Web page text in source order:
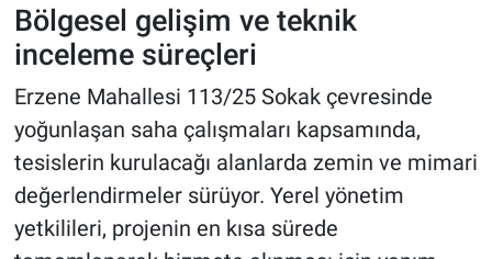
Bölgesel gelişim ve teknik
inceleme süreçleri
Erzene Mahallesi 113/25 Sokak çevresinde
yoğunlaşan saha çalışmaları kapsamında,
tesislerin kurulacağı alanlarda zemin ve mimari
değerlendirmeler sürüyor. Yerel yönetim
yetkilileri, projenin en kısa sürede